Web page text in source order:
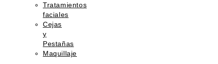
Tratamientos
faciales
Cejas
y
Pestañas
Maquillaje